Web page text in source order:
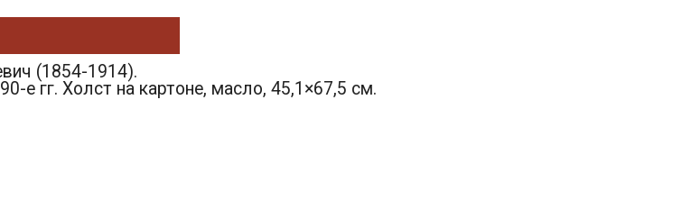
(1854-1914).
е гг. Холст на картоне, масло, 45,1×67,5 см.